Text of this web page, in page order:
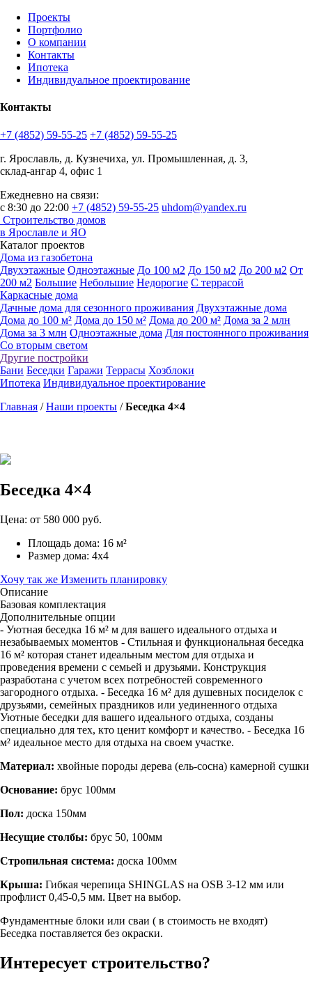
Проекты
Портфолио
О компании
Контакты
Ипотека
Индивидуальное проектирование
Контакты
+7 (4852) 59-55-25 +7 (4852) 59-55-25
г. Ярославль, д. Кузнечиха, ул. Промышленная, д. 3,
склад-ангар 4, офис 1
Ежедневно на связи:
с 8:30 до 22:00 +7 (4852) 59-55-25 uhdom@yandex.ru
Строительство домов
в Ярославле и ЯО
Каталог проектов
Дома из газобетона
Двухэтажные Одноэтажные До 100 м2 До 150 м2 До 200 м2 От
200 м2 Большие Небольшие Недорогие С террасой
Каркасные дома
Дачные дома для сезонного проживания Двухэтажные дома
Дома до 100 м² Дома до 150 м² Дома до 200 м² Дома за 2 млн
Дома за 3 млн Одноэтажные дома Для постоянного проживания
Со вторым светом
Другие постройки
Бани Беседки Гаражи Террасы Хозблоки
Ипотека Индивидуальное проектирование
Главная /Наши проекты /Беседка 4×4
Беседка 4×4
Цена: от 580 000 руб.
Площадь дома: 16 м²
Размер дома: 4x4
Хочу так же Изменить планировку
Описание
Базовая комплектация
Дополнительные опции
- Уютная беседка 16 м² м для вашего идеального отдыха и
незабываемых моментов - Стильная и функциональная беседка
16 м² которая станет идеальным местом для отдыха и
проведения времени с семьей и друзьями. Конструкция
разработана с учетом всех потребностей современного
загородного отдыха. - Беседка 16 м² для душевных посиделок с
друзьями, семейных праздников или уединенного отдыха
Уютные беседки для вашего идеального отдыха, созданы
специально для тех, кто ценит комфорт и качество. - Беседка 16
м² идеальное место для отдыха на своем участке.
Материал: хвойные породы дерева (ель-сосна) камерной сушки
Основание: брус 100мм
Пол: доска 150мм
Несущие столбы: брус 50, 100мм
Стропильная система: доска 100мм
Крыша: Гибкая черепица SHINGLAS на OSB 3-12 мм или
профлист 0,45-0,5 мм. Цвет на выбор.
Фундаментные блоки или сваи ( в стоимость не входят)
Беседка поставляется без окраски.
Интересует строительство?